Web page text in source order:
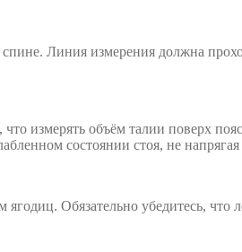
Линия измерения должна
измерять объём талии поверх
состоянии стоя, не
Обязательно убедитесь, что